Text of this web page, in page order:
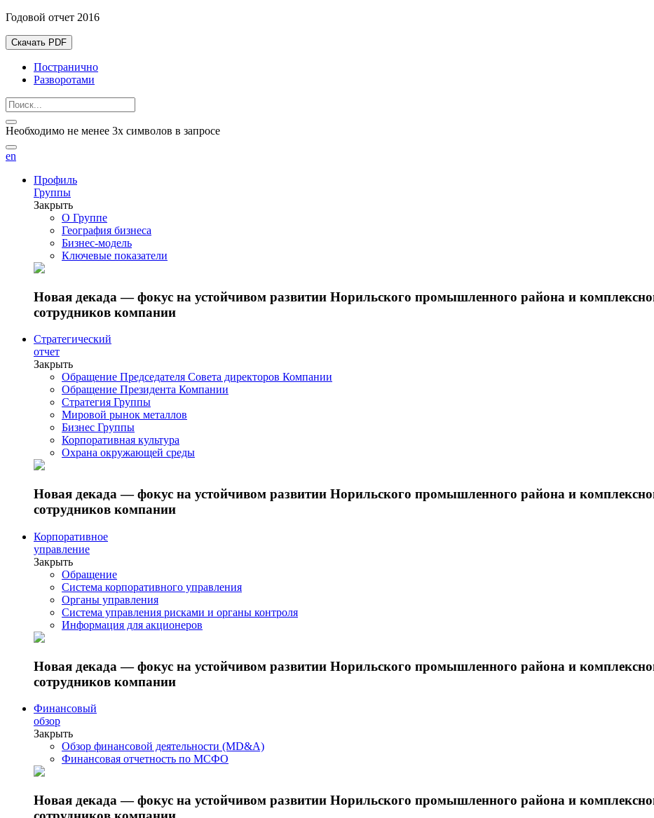
Годовой отчет 2016
Скачать PDF
Постранично
Разворотами
Необходимо не менее 3х символов в запросе
en
Профиль
Группы
Закрыть
О Группе
География бизнеса
Бизнес-модель
Ключевые показатели
Новая декада — фокус на устойчивом развитии Норильского промышленного района и
сотрудников компании
Стратегический
отчет
Закрыть
Обращение Председателя Совета директоров Компании
Обращение Президента Компании
Стратегия Группы
Мировой рынок металлов
Бизнес Группы
Корпоративная культура
Охрана окружающей среды
Новая декада — фокус на устойчивом развитии Норильского промышленного района и
сотрудников компании
Корпоративное
управление
Закрыть
Обращение
Система корпоративного управления
Органы управления
Система управления рисками и органы контроля
Информация для акционеров
Новая декада — фокус на устойчивом развитии Норильского промышленного района и
сотрудников компании
Финансовый
обзор
Закрыть
Обзор финансовой деятельности (MD&A)
Финансовая отчетность по МСФО
Новая декада — фокус на устойчивом развитии Норильского промышленного района и